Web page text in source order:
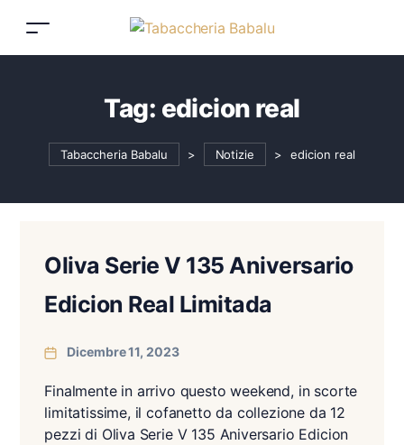
Tag: edicion real
Tabaccheria Babalu > Notizie > edicion real
Oliva Serie V 135 Aniversario
Edicion Real Limitada
Dicembre 11, 2023
Finalmente in arrivo questo weekend, in scorte
limitatissime, il cofanetto da collezione da 12
pezzi di Oliva Serie V 135 Aniversario Edicion